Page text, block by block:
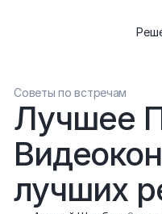
Советы по встречам
Лучшее
лучших